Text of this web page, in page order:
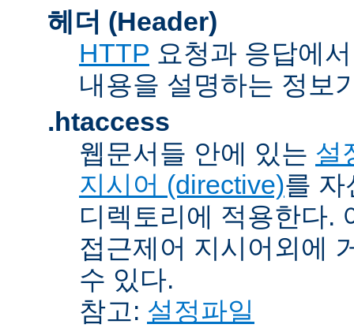
헤더 (Header)
HTTP 요청과 응답에
내용을 설명하는 정보
.htaccess
웹문서들 안에 있는 설
지시어 (directive)를 자
디렉토리에 적용한다.
접근제어 지시어외에
수 있다.
참고: 설정파일